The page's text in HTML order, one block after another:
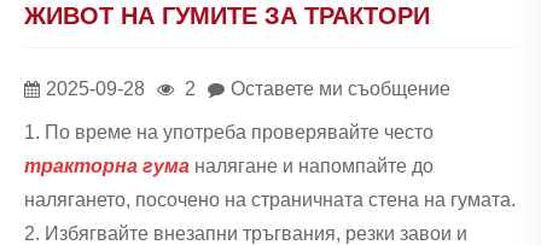
ЖИВОТ НА ГУМИТЕ ЗА ТРАКТОРИ
2025-09-28 2 Оставете ми съобщение
1. По време на употреба проверявайте често
тракторна гума налягане и напомпайте до
налягането, посочено на страничната стена на гумата.
2. Избягвайте внезапни тръгвания, резки завои и